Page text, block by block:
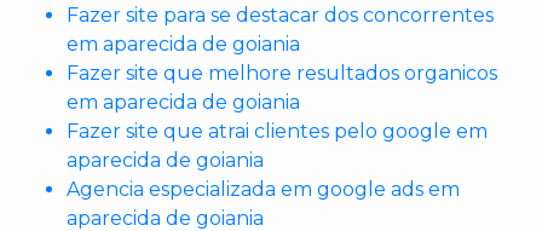
Fazer site para se destacar dos concorrentes
em aparecida de goiania
Fazer site que melhore resultados organicos
em aparecida de goiania
Fazer site que atrai clientes pelo google em
aparecida de goiania
Agencia especializada em google ads em
aparecida de goiania